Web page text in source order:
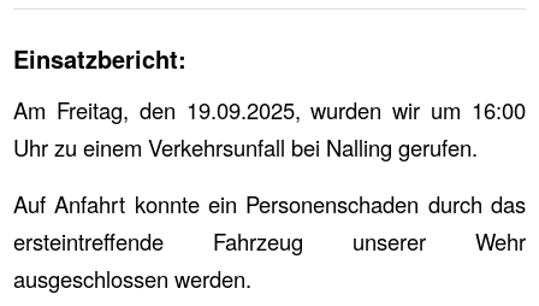
Einsatzbericht:
Am Freitag, den 19.09.2025, wurden wir um 16:00
Uhr zu einem Verkehrsunfall bei Nalling gerufen.
Auf Anfahrt konnte ein Personenschaden durch das
ersteintreffende Fahrzeug unserer Wehr
ausgeschlossen werden.